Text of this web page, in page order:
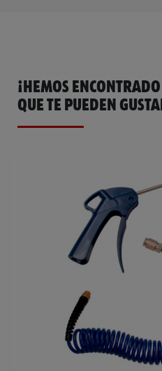
¡HEMOS
QUE TE PUEDEN